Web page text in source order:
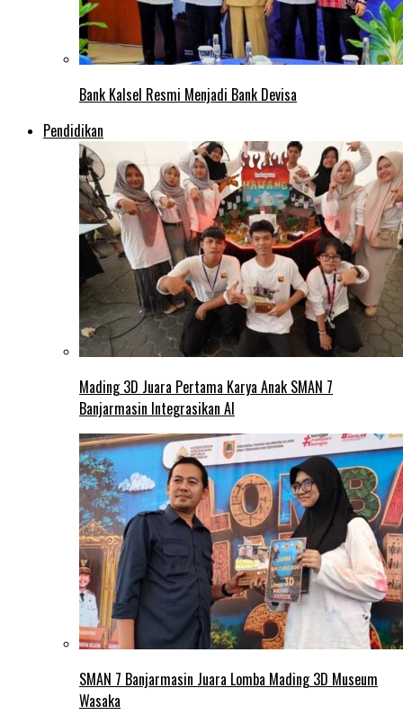
Bank Kalsel Resmi Menjadi Bank Devisa
Pendidikan
Mading 3D Juara Pertama Karya Anak SMAN 7
Banjarmasin Integrasikan AI
SMAN 7 Banjarmasin Juara Lomba Mading 3D Museum
Wasaka